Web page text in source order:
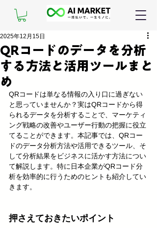
QRコードのデータを分析
する方法と活用ツールまと
め
2025年12月15日
QRコードは単なる情報の入り口に過ぎない
と思っていませんか？実はQRコードから得
られるデータを分析することで、マーケティ
ング戦略の改善やユーザー行動の把握に役立
てることができます。本記事では、QRコー
ドのデータ分析方法や活用できるツール、そ
して分析結果をビジネスに活かす方法につい
て解説します。特に日本企業がQRコード分
析を効率的に行うためのヒントも紹介してい
きます。
押さえておきたいポイント